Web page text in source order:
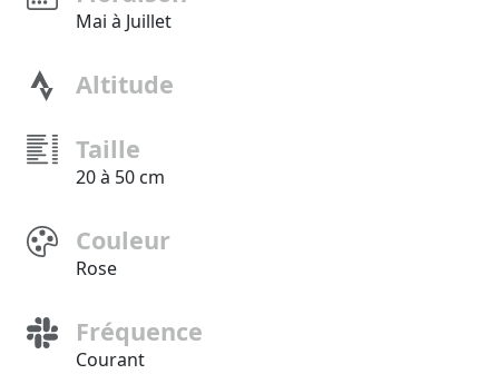
Mai à Juillet
Altitude
Taille
20 à 50 cm
Couleur
Rose
Fréquence
Courant